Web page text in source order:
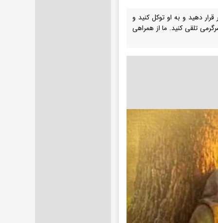
دهید و به او توکل کنید و
تلقی کنید. ما از همراهی